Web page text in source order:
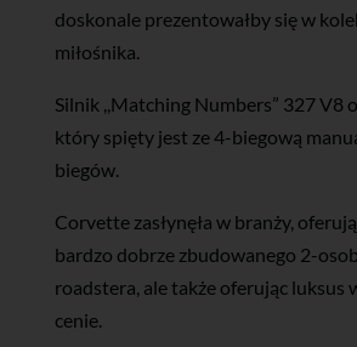
doskonale prezentowałby się w
miłośnika.
Silnik ,,Matching Numbers” 327 V8
który spięty jest ze 4-biegową
biegów.
Corvette zasłynęła w branży,
bardzo dobrze zbudowanego 2-
roadstera, ale także oferując luksus
cenie.